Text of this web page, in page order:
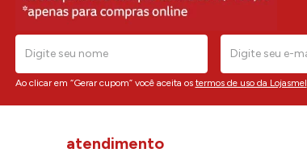
Ao clicar em “Gerar cupom” você aceita os termos de uso da Lojasmel
atendimento